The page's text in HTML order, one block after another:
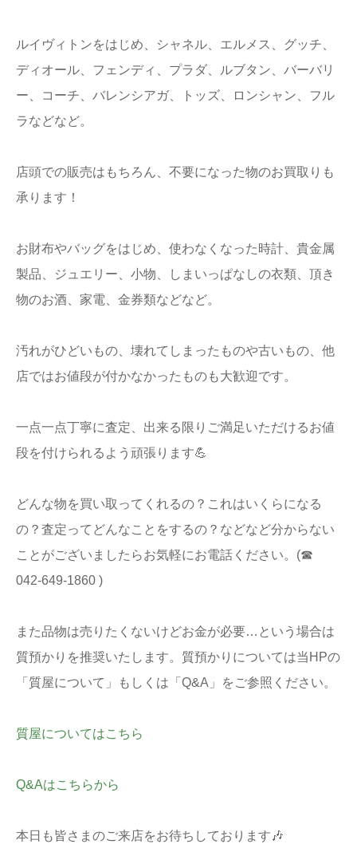
ルイヴィトンをはじめ、シャネル、エルメス、グッチ、
ディオール、フェンディ、プラダ、ルブタン、バーバリ
ー、コーチ、バレンシアガ、トッズ、ロンシャン、フル
ラなどなど。
店頭での販売はもちろん、不要になった物のお買取りも
承ります！
お財布やバッグをはじめ、使わなくなった時計、貴金属
製品、ジュエリー、小物、しまいっぱなしの衣類、頂き
物のお酒、家電、金券類などなど。
汚れがひどいもの、壊れてしまったものや古いもの、他
店ではお値段が付かなかったものも大歓迎です。
一点一点丁寧に査定、出来る限りご満足いただけるお値
段を付けられるよう頑張ります💪
どんな物を買い取ってくれるの？これはいくらになる
の？査定ってどんなことをするの？などなど分からない
ことがございましたらお気軽にお電話ください。(☎
042-649-1860 )
また品物は売りたくないけどお金が必要…という場合は
質預かりを推奨いたします。質預かりについては当HPの
「質屋について」もしくは「Q&A」をご参照ください。
質屋についてはこちら
Q&Aはこちらから
本日も皆さまのご来店をお待ちしております🎶